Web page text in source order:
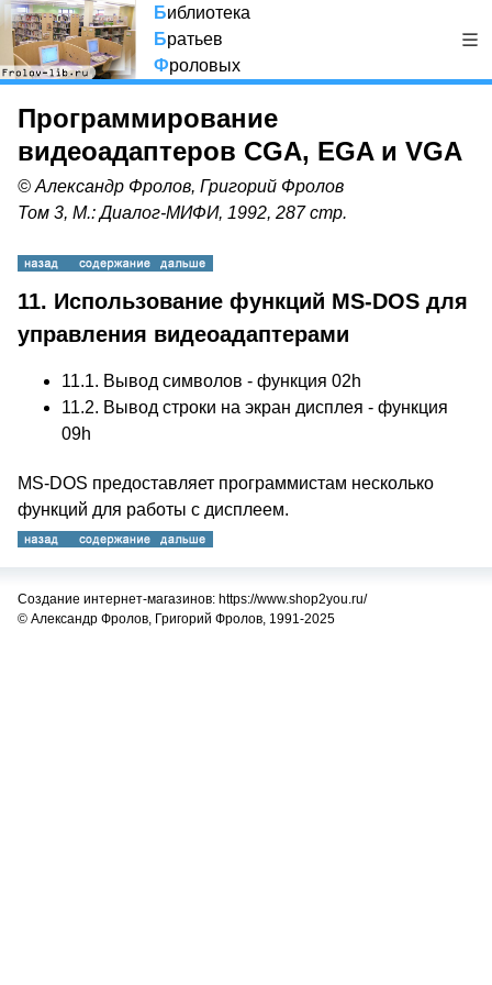
Библиотека
Братьев
Фроловых
Программирование
видеоадаптеров CGA, EGA и VGA
© Александр Фролов, Григорий Фролов
Том 3, М.: Диалог-МИФИ, 1992, 287 стр.
11. Использование функций MS-DOS для
управления видеоадаптерами
11.1. Вывод символов - функция 02h
11.2. Вывод строки на экран дисплея - функция
09h
MS-DOS предоставляет программистам несколько
функций для работы с дисплеем.
Создание интернет-магазинов: https://www.shop2you.ru/
© Александр Фролов, Григорий Фролов, 1991-2025